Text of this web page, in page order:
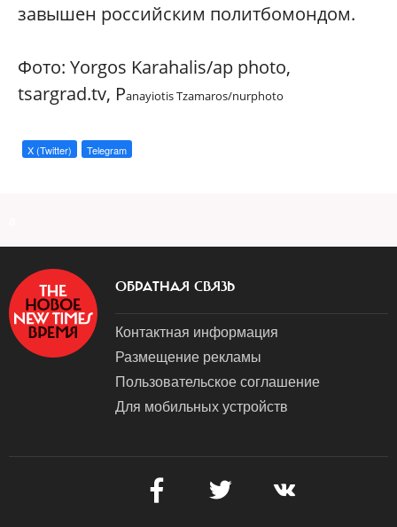
завышен российским политбомондом.
Фото: Yorgos Karahalis/ap photo,
tsargrad.tv, Panayiotis Tzamaros/nurphoto
X (Twitter) Telegram
ОБРАТНАЯ СВЯЗЬ
Контактная информация
Размещение рекламы
Пользовательское соглашение
Для мобильных устройств